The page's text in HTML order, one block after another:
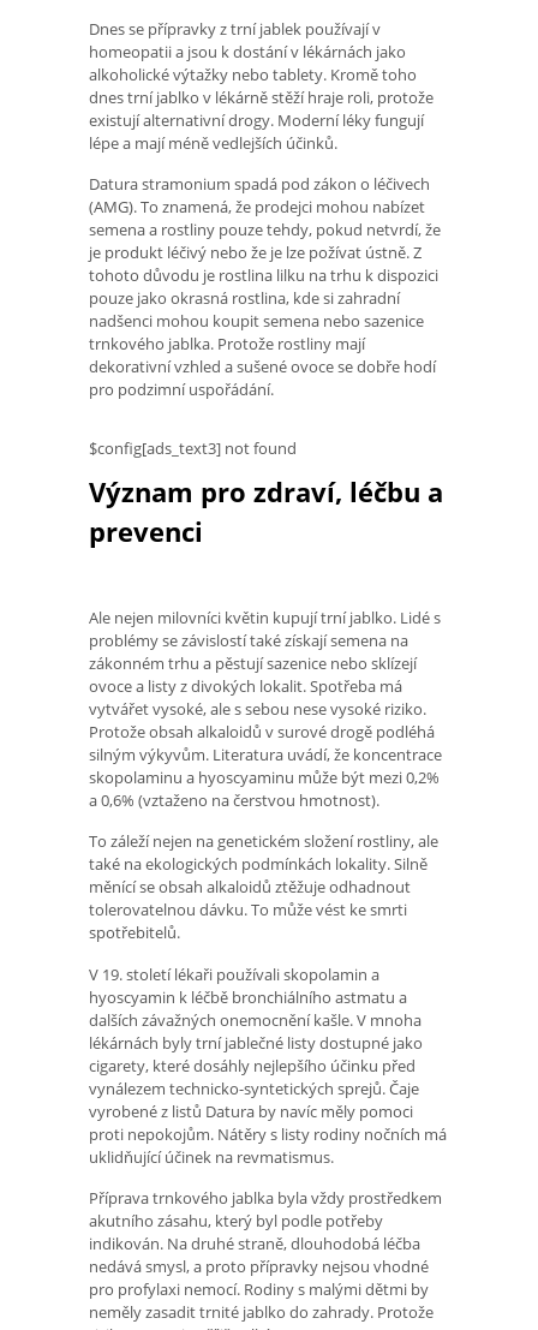
Dnes se přípravky z trní jablek používají v
homeopatii a jsou k dostání v lékárnách jako
alkoholické výtažky nebo tablety. Kromě toho
dnes trní jablko v lékárně stěží hraje roli, protože
existují alternativní drogy. Moderní léky fungují
lépe a mají méně vedlejších účinků.
Datura stramonium spadá pod zákon o léčivech
(AMG). To znamená, že prodejci mohou nabízet
semena a rostliny pouze tehdy, pokud netvrdí, že
je produkt léčivý nebo že je lze požívat ústně. Z
tohoto důvodu je rostlina lilku na trhu k dispozici
pouze jako okrasná rostlina, kde si zahradní
nadšenci mohou koupit semena nebo sazenice
trnkového jablka. Protože rostliny mají
dekorativní vzhled a sušené ovoce se dobře hodí
pro podzimní uspořádání.
$config[ads_text3] not found
Význam pro zdraví, léčbu a
prevenci
Ale nejen milovníci květin kupují trní jablko. Lidé s
problémy se závislostí také získají semena na
zákonném trhu a pěstují sazenice nebo sklízejí
ovoce a listy z divokých lokalit. Spotřeba má
vytvářet vysoké, ale s sebou nese vysoké riziko.
Protože obsah alkaloidů v surové drogě podléhá
silným výkyvům. Literatura uvádí, že koncentrace
skopolaminu a hyoscyaminu může být mezi 0,2%
a 0,6% (vztaženo na čerstvou hmotnost).
To záleží nejen na genetickém složení rostliny, ale
také na ekologických podmínkách lokality. Silně
měnící se obsah alkaloidů ztěžuje odhadnout
tolerovatelnou dávku. To může vést ke smrti
spotřebitelů.
V 19. století lékaři používali skopolamin a
hyoscyamin k léčbě bronchiálního astmatu a
dalších závažných onemocnění kašle. V mnoha
lékárnách byly trní jablečné listy dostupné jako
cigarety, které dosáhly nejlepšího účinku před
vynálezem technicko-syntetických sprejů. Čaje
vyrobené z listů Datura by navíc měly pomoci
proti nepokojům. Nátěry s listy rodiny nočních má
uklidňující účinek na revmatismus.
Příprava trnkového jablka byla vždy prostředkem
akutního zásahu, který byl podle potřeby
indikován. Na druhé straně, dlouhodobá léčba
nedává smysl, a proto přípravky nejsou vhodné
pro profylaxi nemocí. Rodiny s malými dětmi by
neměly zasadit trnité jablko do zahrady. Protože